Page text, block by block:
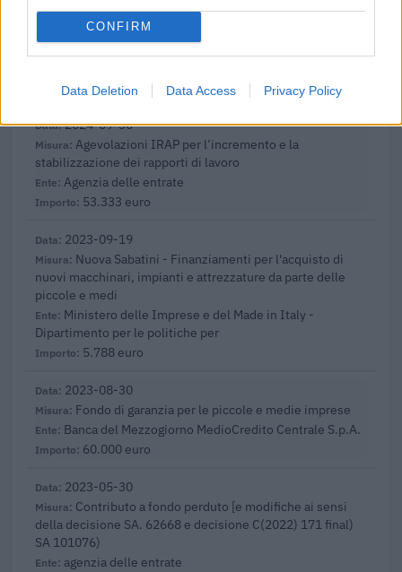
CONFIRM
Data Deletion Data Access Privacy Policy
2025-03-24
Bando per l’erogazione di contributi rivolti ai datori
di lavoro
3.150 euro
2024-09-30
Agevolazioni IRAP per l’incremento e la
stabilizzazione dei rapporti di lavoro
Agenzia delle entrate
53.333 euro
2023-09-19
Nuova Sabatini - Finanziamenti per l'acquisto di
nuovi macchinari, impianti e attrezzature da parte delle
piccole e medi
Ministero delle Imprese e del Made in Italy -
Dipartimento per le politiche per
5.788 euro
2023-08-30
Fondo di garanzia per le piccole e medie imprese
Banca del Mezzogiorno MedioCredito Centrale S.p.A.
60.000 euro
2023-05-30
Contributo a fondo perduto [e modifiche ai sensi
della decisione SA. 62668 e decisione C(2022) 171 final)
SA 101076)
agenzia delle entrate